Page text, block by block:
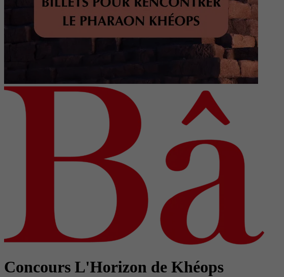
Concours L'Horizon de Khéops